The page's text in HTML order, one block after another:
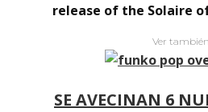
release of the Solaire
Ver también
SE AVECINAN 6